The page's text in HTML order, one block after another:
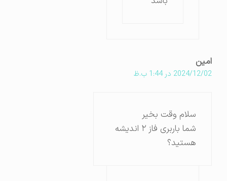
امین
2024/12/02 در 1:44 ب.ظ
سلام وقت بخیر
شما باربری فاز ۲ اندیشه
هستید؟